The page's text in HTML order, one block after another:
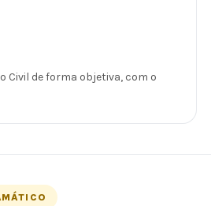
Civil de forma objetiva, com o